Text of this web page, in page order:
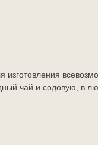
чай и содовую, в